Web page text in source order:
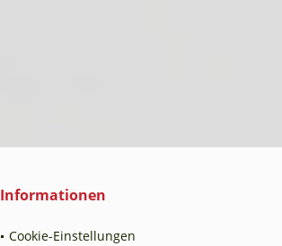
Informationen
Cookie-Einstellungen